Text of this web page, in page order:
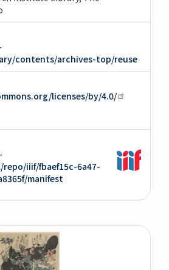
contents/archives-top/reuse
licenses/by/4.0/
iiif/fbaef15c-6a47-
manifest